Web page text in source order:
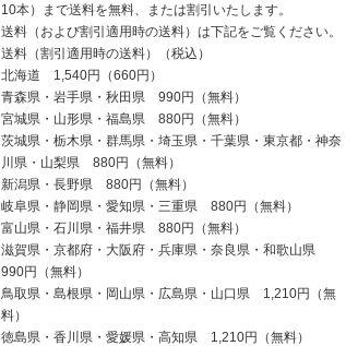
10本）まで送料を無料、または割引いたします。
送料（および割引適用時の送料）は下記をご覧ください。
送料（割引適用時の送料）（税込）
北海道 1,540円（660円）
青森県・岩手県・秋田県 990円（無料）
宮城県・山形県・福島県 880円（無料）
茨城県・栃木県・群馬県・埼玉県・千葉県・東京都・神奈
川県・山梨県 880円（無料）
新潟県・長野県 880円（無料）
岐阜県・静岡県・愛知県・三重県 880円（無料）
富山県・石川県・福井県 880円（無料）
滋賀県・京都府・大阪府・兵庫県・奈良県・和歌山県
990円（無料）
鳥取県・島根県・岡山県・広島県・山口県 1,210円（無
料）
徳島県・香川県・愛媛県・高知県 1,210円（無料）